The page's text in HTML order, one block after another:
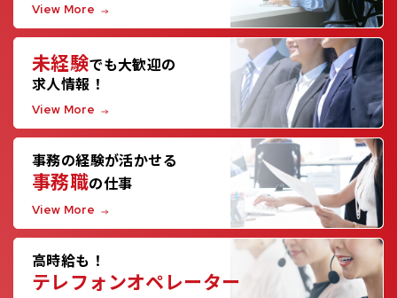
View More
未経験でも大歓迎の
求人情報！
View More
事務の経験が活かせる
事務職の仕事
View More
高時給も！
テレフォンオペレーター